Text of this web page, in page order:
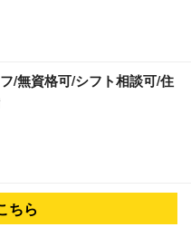
/無資格可/シフト相談可/住
ちら